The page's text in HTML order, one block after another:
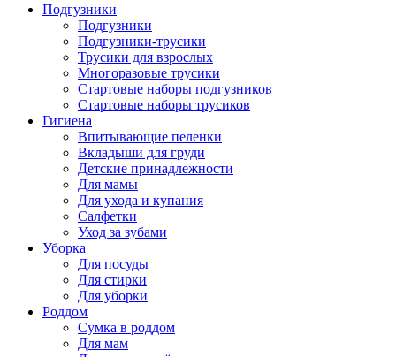
Подгузники
Подгузники
Подгузники-трусики
Трусики для взрослых
Многоразовые трусики
Стартовые наборы подгузников
Стартовые наборы трусиков
Гигиена
Впитывающие пеленки
Вкладыши для груди
Детские принадлежности
Для мамы
Для ухода и купания
Салфетки
Уход за зубами
Уборка
Для посуды
Для стирки
Для уборки
Роддом
Сумка в роддом
Для мам